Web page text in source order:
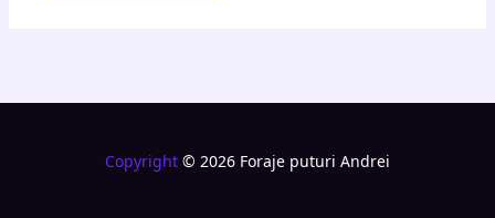
Copyright © 2026 Foraje puturi Andrei